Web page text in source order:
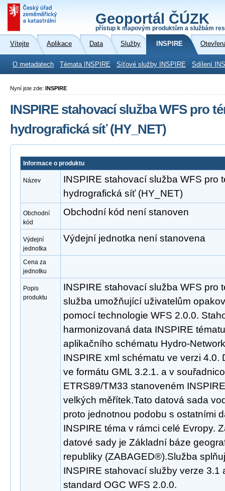
Geoportál ČÚZK
přístup k mapovým produktům a službám
Vítejte Aplikace Data Služby INSPIRE
O metadatech Témata INSPIRE Síťové služby INSPIRE Sdílení
Nyní jste zde: INSPIRE
INSPIRE stahovací služba WFS pro
hydrografická síť (HY_NET)
Informace o produktu
Název
INSPIRE stahovací služba WFS pro
hydrografická síť (HY_NET)
Obchodní
kód
Obchodní kód není stanoven
Výdejní
jednotka
Výdejní jednotka není stanovena
Cena za
jednotku
Popis
produktu
INSPIRE stahovací služba WFS pro
služba umožňující uživatelům
pomocí technologie WFS 2.0.0.
harmonizovaná data INSPIRE
aplikačního schématu Hydro-
INSPIRE xml schématu ve verzi 4.0.
ve formátu GML 3.2.1. a v
ETRS89/TM33 stanoveném
velkých měřítek.Tato datová sada
proto jednotnou podobu s ostatními
INSPIRE téma v rámci celé Evropy.
datové sady je Základní báze
republiky (ZABAGED®).Služba
INSPIRE stahovací služby verze 3.1
standard OGC WFS 2.0.0.